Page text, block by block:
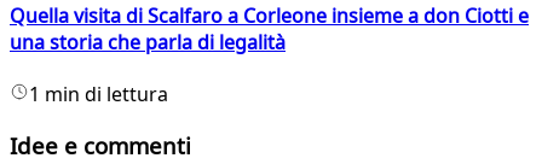
Quella visita di Scalfaro a Corleone insieme a don Ciotti e
una storia che parla di legalità
1 min di lettura
Idee e commenti